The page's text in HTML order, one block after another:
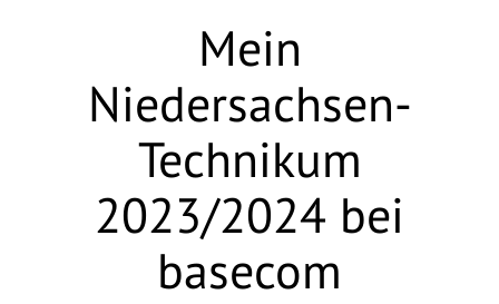
Mein
Niedersachsen-
Technikum
2023/2024 bei
basecom